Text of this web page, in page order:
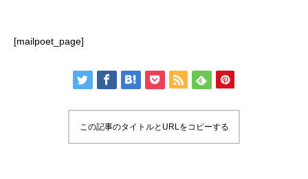
[mailpoet_page]
この記事のタイトルとURLをコピーする